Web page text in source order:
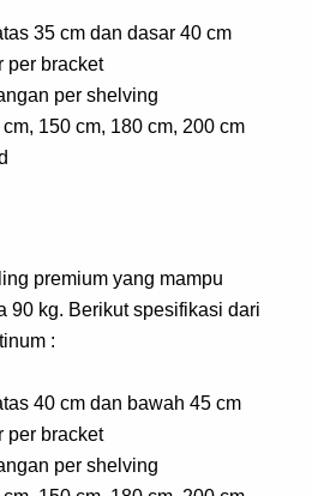
35 cm dan dasar 40 cm
per bracket
per shelving
150 cm, 180 cm, 200 cm
premium yang mampu
90 kg. Berikut spesifikasi dari
:
40 cm dan bawah 45 cm
per bracket
per shelving